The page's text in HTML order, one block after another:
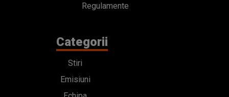
Regulamente
Categorii
Stiri
Emisiuni